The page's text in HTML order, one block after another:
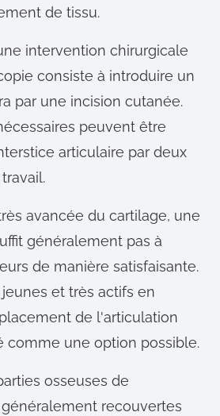
de tissu.
intervention chirurgicale
consiste à introduire un
par une incision cutanée.
peuvent être
articulaire par deux
avancée du cartilage, une
généralement pas à
de manière satisfaisante.
et très actifs en
de l'articulation
comme une option possible.
osseuses de
recouvertes